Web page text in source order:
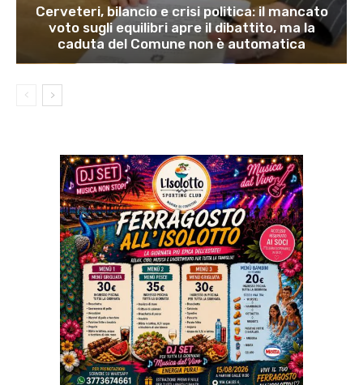
Cerveteri, bilancio e crisi politica: il mancato
voto sugli equilibri apre il dibattito, ma la
caduta del Comune non è automatica